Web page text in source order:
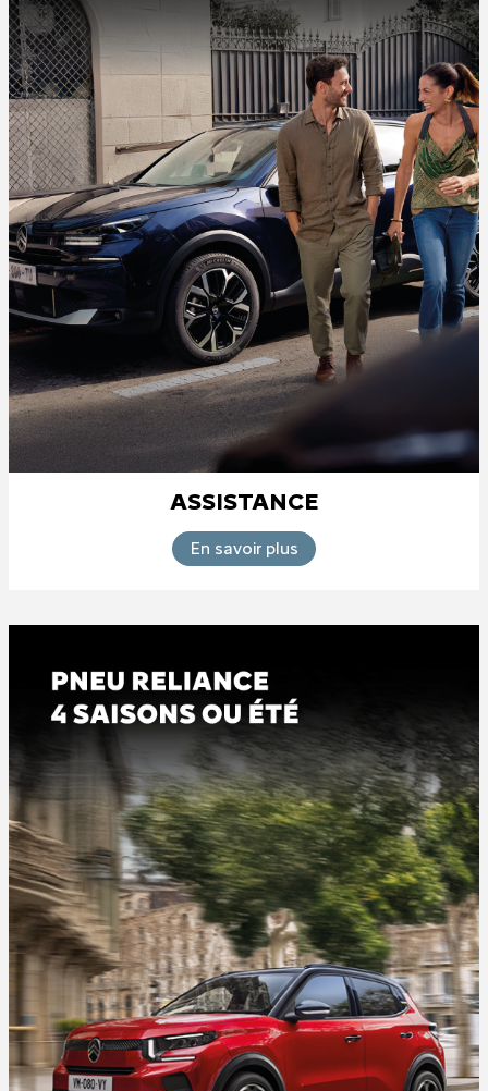
ASSISTANCE
En savoir plus